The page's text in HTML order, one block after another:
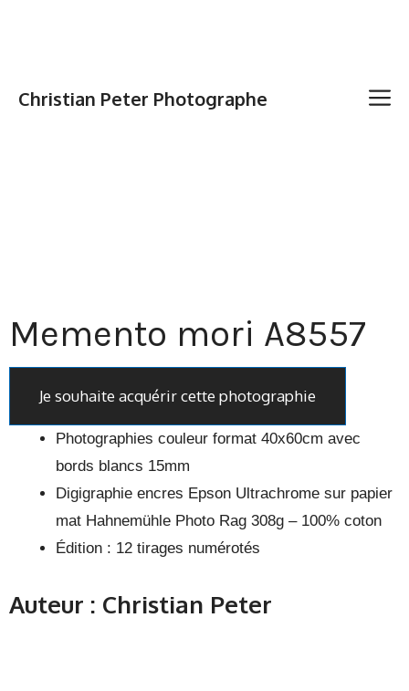
Christian Peter Photographe
Memento mori A8557
Je souhaite acquérir cette photographie
Photographies couleur format 40x60cm avec
bords blancs 15mm
Digigraphie encres Epson Ultrachrome sur papier
mat Hahnemühle Photo Rag 308g – 100% coton
Édition : 12 tirages numérotés
Auteur : Christian Peter